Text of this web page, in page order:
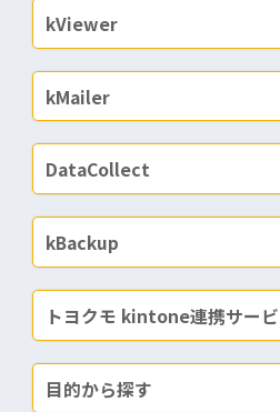
kViewer
kMailer
DataCollect
kBackup
トヨクモ kintone連携サー
目的から探す